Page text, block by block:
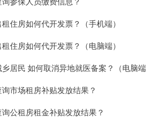
参保人员缴费信息？
住房如何代开发票？（手机端）
住房如何代开发票？（电脑端）
乡居民 如何取消异地就医备案？（电脑
市场租房补贴发放结果？
公租房租金补贴发放结果？